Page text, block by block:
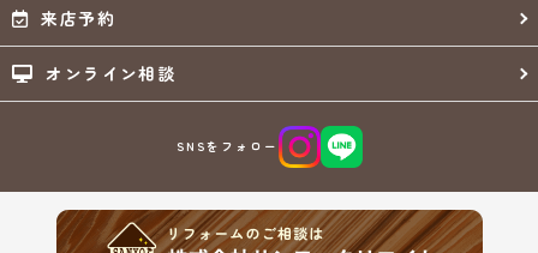
なお、当社は、サイト管理会社が提供するサービス改善に必要な範囲
で、お客様の個人データをサイト管理会社に提供します。
いて管理されることとなります。
サイト管理会社は、そのサービスの改善・向上を目指すことに加え、メ
社の事業運営を改善するために、個人データ（お客様が指定された他の
方の宛先情報を除く）を利用します。
当社は、サイト管理会社に対し、個人情報保護法を遵守し、お客様のプ
ライバシーに配慮した個人情報の取り扱いをすることを規約などで義務
づけております。
来店予約
オンライン相談
SNSをフォロー